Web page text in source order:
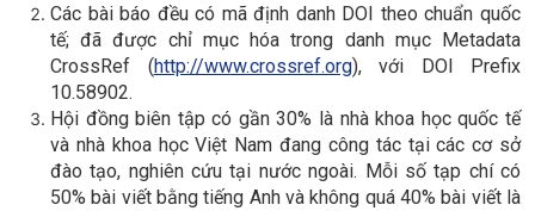
Các bài báo đều có mã định danh DOI theo chuẩn quốc
tế; đã được chỉ mục hóa trong danh mục Metadata
CrossRef (http://www.crossref.org), với DOI Prefix
10.58902.
Hội đồng biên tập có gần 30% là nhà khoa học quốc tế
và nhà khoa học Việt Nam đang công tác tại các cơ sở
đào tạo, nghiên cứu tại nước ngoài. Mỗi số tạp chí có
50% bài viết bằng tiếng Anh và không quá 40% bài viết là